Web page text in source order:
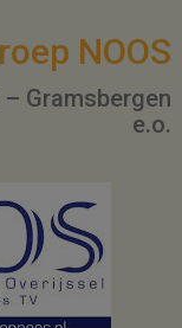
NOOS
Gramsbergen
e.o.